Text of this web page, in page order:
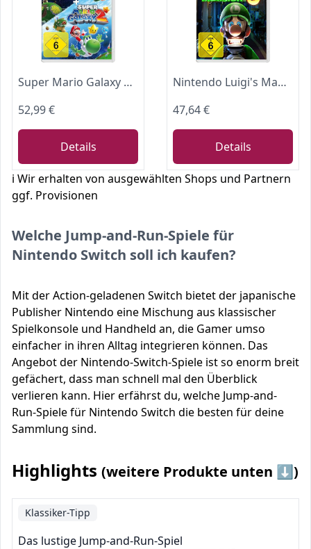
Super Mario Galaxy + Super Mario Galaxy 2
52,99 €
Details
Nintendo Luigi's Mansion 3 - [Nintendo Switch]
47,64 €
Details
ℹ️ Wir erhalten von ausgewählten Shops und Partnern
ggf. Provisionen
Welche Jump-and-Run-Spiele für
Nintendo Switch soll ich kaufen?
Mit der Action-geladenen Switch bietet der japanische
Publisher Nintendo eine Mischung aus klassischer
Spielkonsole und Handheld an, die Gamer umso
einfacher in ihren Alltag integrieren können. Das
Angebot der Nintendo-Switch-Spiele ist so enorm breit
gefächert, dass man schnell mal den Überblick
verlieren kann. Hier erfährst du, welche Jump-and-
Run-Spiele für Nintendo Switch die besten für deine
Sammlung sind.
Highlights (weitere Produkte unten ⬇️)
Klassiker-Tipp
Das lustige Jump-and-Run-Spiel